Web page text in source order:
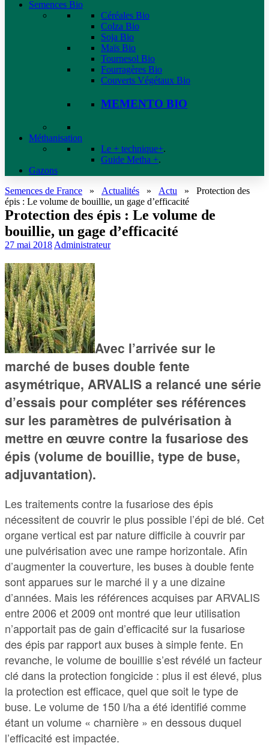
Semences Bio
Céréales Bio
Colza Bio
Soja Bio
Maïs Bio
Tournesol Bio
Fourragères Bio
Couverts Végétaux Bio
MEMENTO BIO
Méthanisation
Le + technique+.
Guide Metha +.
Gazons
Semences de France » Actualités » Actu » Protection des
épis : Le volume de bouillie, un gage d’efficacité
Protection des épis : Le volume de
bouillie, un gage d’efficacité
27 mai 2018 Administrateur
Avec l’arrivée sur le
marché de buses double fente
asymétrique, ARVALIS a relancé une série
d’essais pour compléter ses références
sur les paramètres de pulvérisation à
mettre en œuvre contre la fusariose des
épis (volume de bouillie, type de buse,
adjuvantation).
Les traitements contre la fusariose des épis
nécessitent de couvrir le plus possible l’épi de blé. Cet
organe vertical est par nature difficile à couvrir par
une pulvérisation avec une rampe horizontale. Afin
d’augmenter la couverture, les buses à double fente
sont apparues sur le marché il y a une dizaine
d’années. Mais les références acquises par ARVALIS
entre 2006 et 2009 ont montré que leur utilisation
n’apportait pas de gain d’efficacité sur la fusariose
des épis par rapport aux buses à simple fente. En
revanche, le volume de bouillie s’est révélé un facteur
clé dans la protection fongicide : plus il est élevé, plus
la protection est efficace, quel que soit le type de
buse. Le volume de 150 l/ha a été identifié comme
étant un volume « charnière » en dessous duquel
l’efficacité est impactée.